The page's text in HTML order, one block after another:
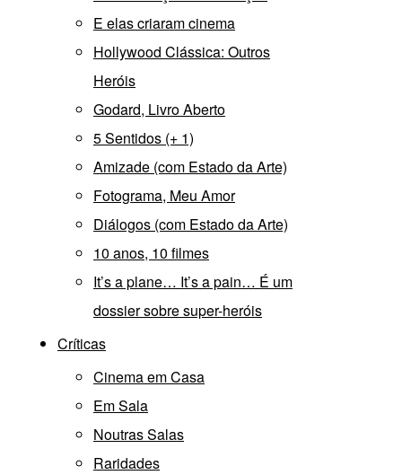
E elas criaram cinema
Hollywood Clássica: Outros
Heróis
Godard, Livro Aberto
5 Sentidos (+ 1)
Amizade (com Estado da Arte)
Fotograma, Meu Amor
Diálogos (com Estado da Arte)
10 anos, 10 filmes
It’s a plane… It’s a pain… É um
dossier sobre super-heróis
Críticas
Cinema em Casa
Em Sala
Noutras Salas
Raridades